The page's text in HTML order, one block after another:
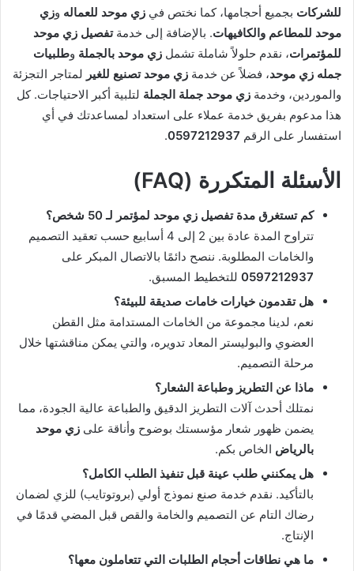
للشركات بجميع أحجامها، كما نختص في زي موحد للعماله وزي
موحد للمطاعم والكافيهات. بالإضافة إلى خدمةتفصيل زي موحد
للمؤتمرات، نقدم حلولاً شاملة تشمل زي موحد بالجملة وطلبيات
جمله زي موحد، فضلاً عن خدمة زي موحد تصنيع للغير لمتاجر التجزئة
والموردين، وخدمة زي موحد جملة الجملة لتلبية أكبر الاحتياجات. كل
هذا مدعوم بفريق خدمة عملاء على استعداد لمساعدتك في أي
استفسار على الرقم 0597212937
.
الأسئلة المتكررة (FAQ)
كم تستغرق مدة تفصيل زي موحد لمؤتمر لـ 50 شخص؟
تتراوح المدة عادة بين 2 إلى 4 أسابيع حسب تعقيد التصميم
والخامات المطلوبة. ننصح دائمًا بالاتصال المبكر على
0597212937 للتخطيط المسبق.
هل تقدمون خيارات خامات صديقة للبيئة؟
نعم، لدينا مجموعة من الخامات المستدامة مثل القطن
العضوي والبوليستر المعاد تدويره، والتي يمكن مناقشتها خلال
مرحلة التصميم.
ماذا عن التطريز وطباعة الشعار؟
نمتلك أحدث آلات التطريز الدقيق والطباعة عالية الجودة، مما
يضمن ظهور شعار مؤسستك بوضوح وأناقة على زي موحد
بالرياض الخاص بكم.
هل يمكنني طلب عينة قبل تنفيذ الطلب الكامل؟
بالتأكيد. نقدم خدمة صنع نموذج أولي (بروتوتايب) للزي لضمان
رضاك التام عن التصميم والخامة والقص قبل المضي قدمًا في
الإنتاج.
ما هي نطاقات أحجام الطلبات التي تتعاملون معها؟